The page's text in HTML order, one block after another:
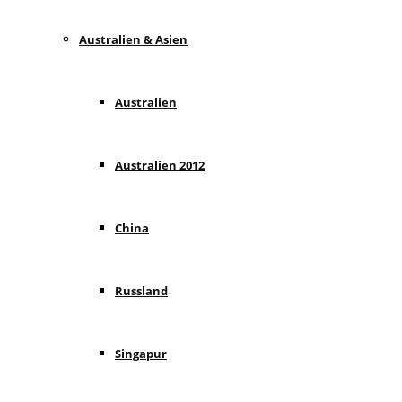
Australien & Asien
Australien
Australien 2012
China
Russland
Singapur